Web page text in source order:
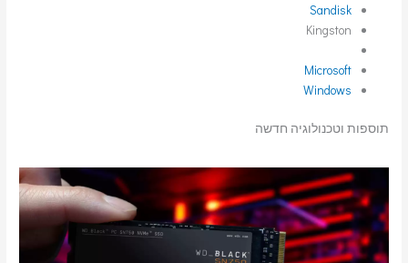
Sandisk
Kingston
Microsoft
Windows
תוספות וטכנולוגיה חדשה